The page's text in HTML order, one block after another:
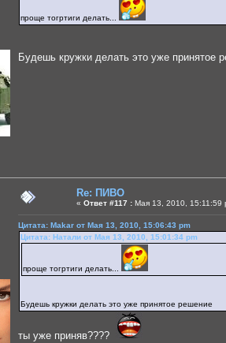
проще тогртиги делать...
Будешь кружки делать это уже принятое
Re: ПИВО
« Ответ #117 : Мая 13, 2010, 15:11:59
Цитата: Makar от Мая 13, 2010, 15:06:43 pm
Цитата: Натали от Мая 13, 2010, 15:01:34 pm
проще тогртиги делать...
Будешь кружки делать это уже принятое решение
ты уже приняв????